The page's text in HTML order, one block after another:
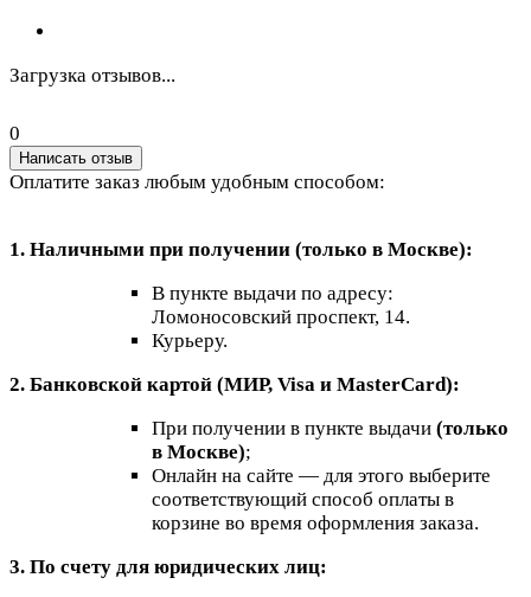
Загрузка отзывов...
0
Написать отзыв
Оплатите заказ любым удобным способом:
1. Наличными при получении (только в Москве):
В пункте выдачи по адресу:
Ломоносовский проспект, 14.
Курьеру.
2. Банковской картой (МИР, Visa и MasterCard):
При получении в пункте выдачи (только
в Москве);
Онлайн на сайте — для этого выберите
соответствующий способ оплаты в
корзине во время оформления заказа.
3. По счету для юридических лиц: